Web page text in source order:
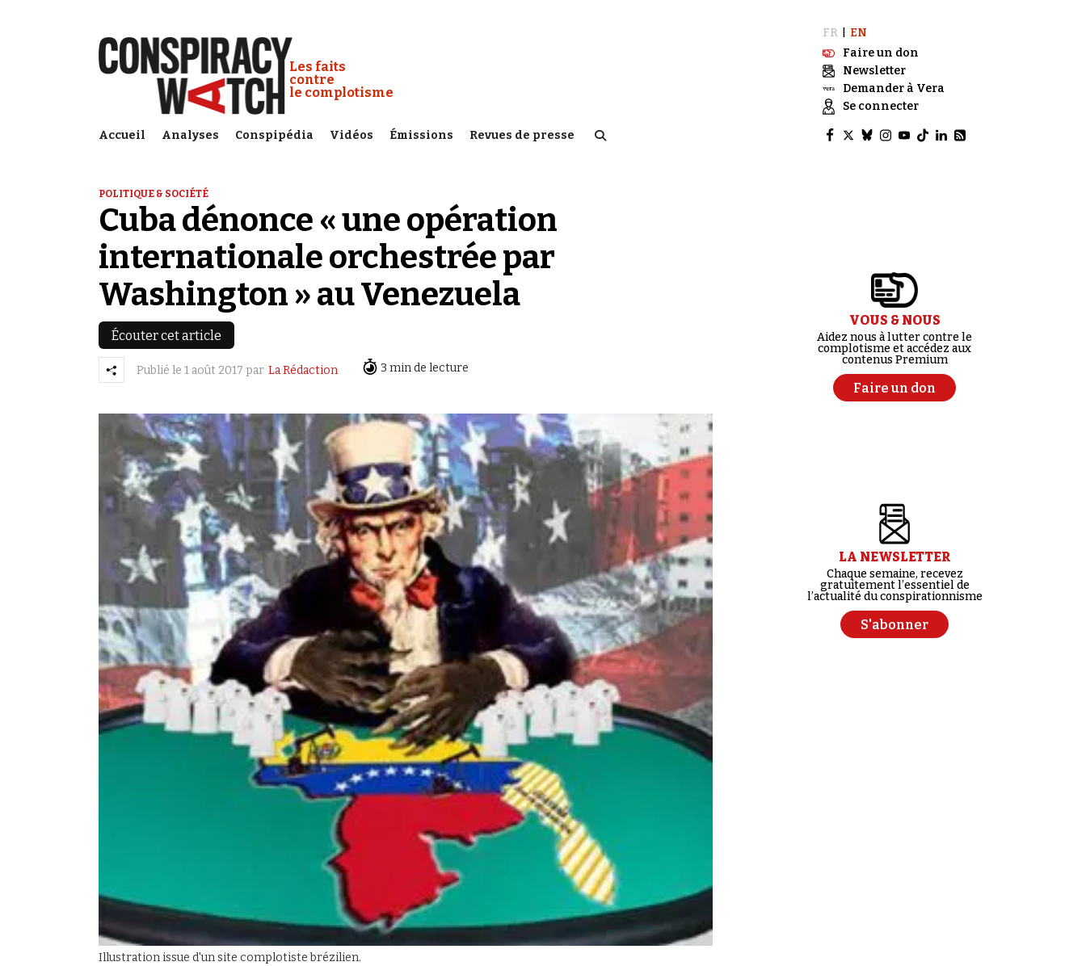
Conspiracy Watch :
Les faits
contre
le complotisme
Accueil Analyses Conspipédia Vidéos Émissions Revues de presse
FR
EN
Faire un don
Newsletter
Demander à Vera
Se connecter
POLITIQUE & SOCIÉTÉ
Cuba dénonce « une opération
internationale orchestrée par
Washington » au Venezuela
Écouter cet article
Publié le 1 août 2017 par La Rédaction 3 min de lecture
Illustration issue d'un site complotiste brézilien.
VOUS & NOUS
Aidez nous à lutter contre le
complotisme et accédez aux
contenus Premium
Faire un don
LA NEWSLETTER
Chaque semaine, recevez
gratuitement l’essentiel de
l’actualité du conspirationnisme
S'abonner